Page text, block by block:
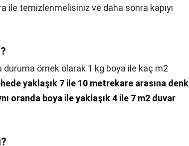
ile temizlenmelisiniz ve daha sonra kapıyı
duruma örnek olarak 1 kg boya ile kaç m2
yaklaşık 7 ile 10 metrekare arasına denk
oranda boya ile yaklaşık 4 ile 7 m2 duvar